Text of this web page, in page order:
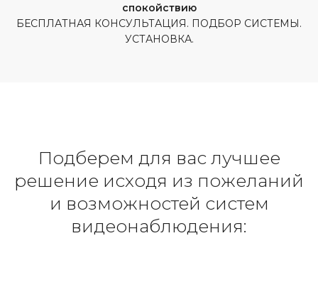
спокойствию
БЕСПЛАТНАЯ КОНСУЛЬТАЦИЯ. ПОДБОР СИСТЕМЫ.
УСТАНОВКА.
Подберем для вас лучшее
решение исходя из пожеланий
и возможностей систем
видеонаблюдения: